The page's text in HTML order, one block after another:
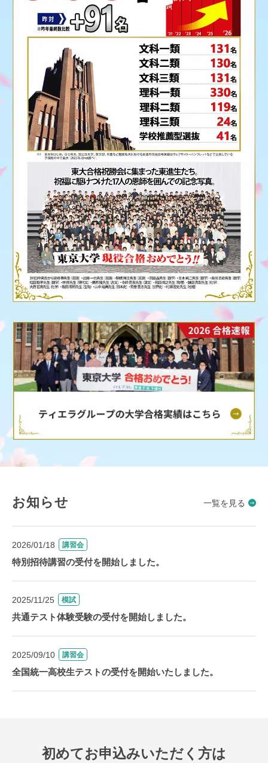
お知らせ 一覧を見る
2026/01/18 講習会
特別招待講習の受付を開始しました。
2025/11/25 模試
共通テスト体験受験の受付を開始しました。
2025/09/10 講習会
全国統一高校生テストの受付を開始いたしました。
初めてお申込みいただく方は